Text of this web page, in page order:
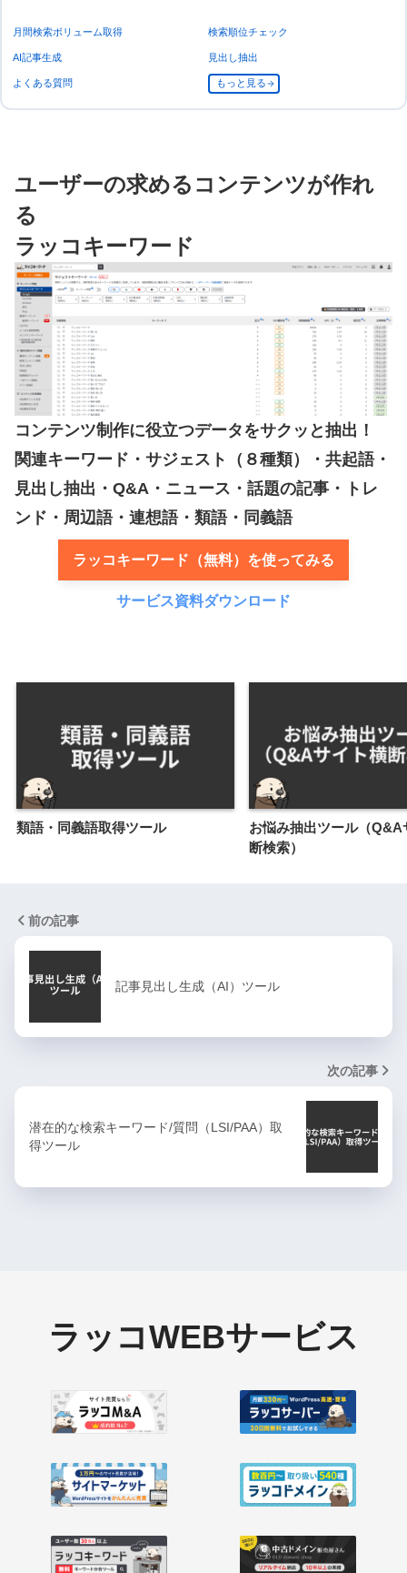
月間検索ボリューム取得 検索順位チェック
AI記事生成 見出し抽出
よくある質問 もっと見る
ユーザーの求めるコンテンツが作れ
る
ラッコキーワード
コンテンツ制作に役立つデータをサクッと抽出！
関連キーワード・サジェスト（８種類）・共起語・
見出し抽出・Q&A・ニュース・話題の記事・トレ
ンド・周辺語・連想語・類語・同義語
ラッコキーワード（無料）を使ってみる
サービス資料ダウンロード
類語・同義語取得ツール
お悩み抽出ツール（Q&A
断検索）
前の記事
記事見出し生成（AI）ツール
次の記事
潜在的な検索キーワード/質問（LSI/PAA）取
得ツール
ラッコWEBサービス